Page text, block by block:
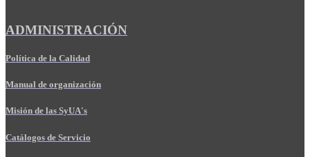
ADMINISTRACIÓN
Política de la Calidad
Manual de organización
Misión de las SyUA's
Catálogos de Servicio